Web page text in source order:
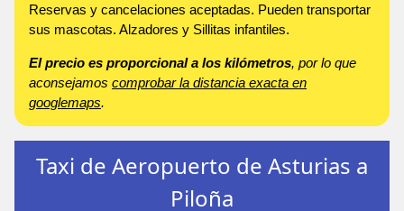
Reservas y cancelaciones aceptadas. Pueden transportar
sus mascotas. Alzadores y Sillitas infantiles.
El precio es proporcional a los kilómetros, por lo que
aconsejamos comprobar la distancia exacta en
googlemaps.
Taxi de Aeropuerto de Asturias a
Piloña